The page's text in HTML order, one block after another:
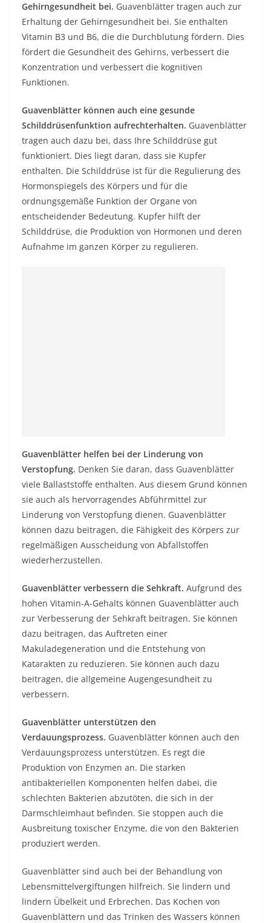
Gehirngesundheit bei. Guavenblätter tragen auch zur
Erhaltung der Gehirngesundheit bei. Sie enthalten
Vitamin B3 und B6, die die Durchblutung fördern. Dies
fördert die Gesundheit des Gehirns, verbessert die
Konzentration und verbessert die kognitiven
Funktionen.
Guavenblätter können auch eine gesunde
Schilddrüsenfunktion aufrechterhalten. Guavenblätter
tragen auch dazu bei, dass Ihre Schilddrüse gut
funktioniert. Dies liegt daran, dass sie Kupfer
enthalten. Die Schilddrüse ist für die Regulierung des
Hormonspiegels des Körpers und für die
ordnungsgemäße Funktion der Organe von
entscheidender Bedeutung. Kupfer hilft der
Schilddrüse, die Produktion von Hormonen und deren
Aufnahme im ganzen Körper zu regulieren.
Guavenblätter helfen bei der Linderung von
Verstopfung. Denken Sie daran, dass Guavenblätter
viele Ballaststoffe enthalten. Aus diesem Grund können
sie auch als hervorragendes Abführmittel zur
Linderung von Verstopfung dienen. Guavenblätter
können dazu beitragen, die Fähigkeit des Körpers zur
regelmäßigen Ausscheidung von Abfallstoffen
wiederherzustellen.
Guavenblätter verbessern die Sehkraft. Aufgrund des
hohen Vitamin-A-Gehalts können Guavenblätter auch
zur Verbesserung der Sehkraft beitragen. Sie können
dazu beitragen, das Auftreten einer
Makuladegeneration und die Entstehung von
Katarakten zu reduzieren. Sie können auch dazu
beitragen, die allgemeine Augengesundheit zu
verbessern.
Guavenblätter unterstützen den
Verdauungsprozess. Guavenblätter können auch den
Verdauungsprozess unterstützen. Es regt die
Produktion von Enzymen an. Die starken
antibakteriellen Komponenten helfen dabei, die
schlechten Bakterien abzutöten, die sich in der
Darmschleimhaut befinden. Sie stoppen auch die
Ausbreitung toxischer Enzyme, die von den Bakterien
produziert werden.
Guavenblätter sind auch bei der Behandlung von
Lebensmittelvergiftungen hilfreich. Sie lindern und
lindern Übelkeit und Erbrechen. Das Kochen von
Guavenblättern und das Trinken des Wassers können